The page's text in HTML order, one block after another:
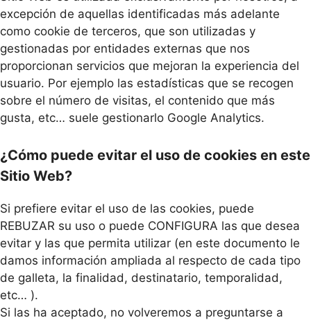
excepción de aquellas identificadas más adelante
como cookie de terceros, que son utilizadas y
gestionadas por entidades externas que nos
proporcionan servicios que mejoran la experiencia del
usuario. Por ejemplo las estadísticas que se recogen
sobre el número de visitas, el contenido que más
gusta, etc… suele gestionarlo Google Analytics.
¿Cómo puede evitar el uso de cookies en este
Sitio Web?
Si prefiere evitar el uso de las cookies, puede
REBUZAR su uso o puede CONFIGURA las que desea
evitar y las que permita utilizar (en este documento le
damos información ampliada al respecto de cada tipo
de galleta, la finalidad, destinatario, temporalidad,
etc… ).
Si las ha aceptado, no volveremos a preguntarse a